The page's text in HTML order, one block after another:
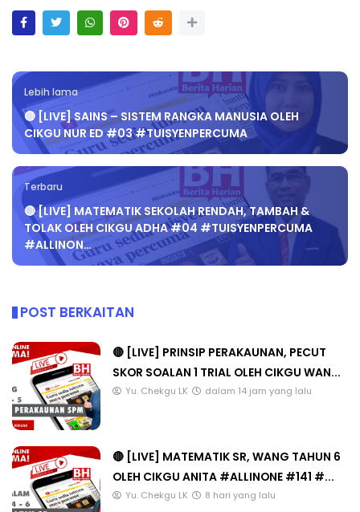
Lebih lama
🔴 [LIVE] SAINS – SISTEM RANGKA MANUSIA OLEH
CIKGU NUR ED #03 #TUISYENPERCUMA
Terbaru
🔴 [LIVE] MATEMATIK SEKOLAH RENDAH, TAMBAH &
TOLAK OLEH CIKGU ADHA #04 #TUISYENPERCUMA
#ALLINON…
POST BERKAITAN
🔴 [LIVE] PRINSIP PERAKAUNAN, PECUT
SKOR SOALAN 1 TRIAL OLEH CIKGU WAN...
Yu. Chekgu LK dalam 14 jam yang lalu
🔴 [LIVE] MATEMATIK SR, WANG TAHUN 6
OLEH CIKGU ANITA #ALLINONE #141 #...
Yu. Chekgu LK 8 hari yang lalu